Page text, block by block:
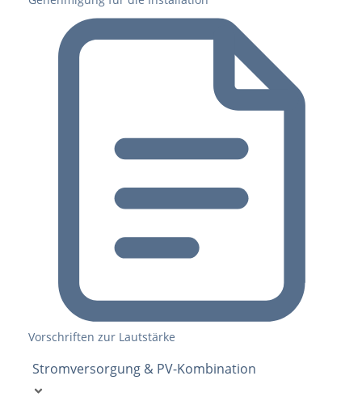
Vorschriften zur Lautstärke
Stromversorgung & PV-Kombination